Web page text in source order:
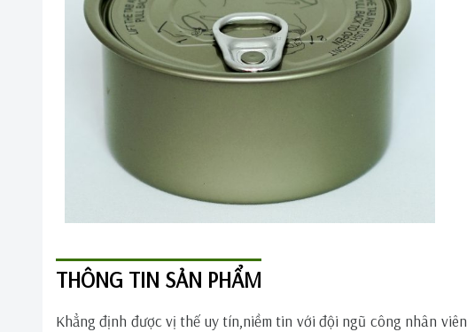
THÔNG TIN SẢN PHẨM
Khẳng định được vị thế uy tín,niềm tin với đội ngũ công nhân